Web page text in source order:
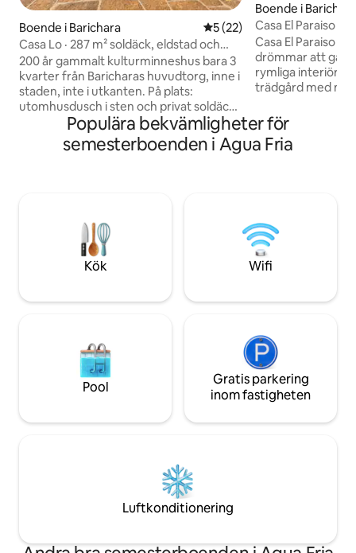
Boende i Barichara 5 av 5 i genomsnittligt
5 (22)
Casa Lo · 287 m² soldäck, eldstad och
tillgång till pool
200 år gammalt kulturminneshus bara 3
kvarter från Baricharas huvudtorg, inne i
staden, inte i utkanten. På plats:
utomhusdusch i sten och privat soldäck
för att koppla av under dagen. 8-10
minuters promenad (2 minuters bilresa):
tillgång till en partnerpool. Egen uteplats
städning utan extra kostnad.
Professionella värdar. Betyg 5,0.
Boende i
Casa El Paraiso
Paraiso)
Casa El Paraiso
drömmar att gå i
rymliga interiör
trädgård med
känner dig på
grupp är på mer
boka den
Boka det via
Populära bekvämligheter för
semesterboenden i Agua Fria
Kök Wifi
Pool
Gratis parkering
inom fastigheten
Luftkonditionering